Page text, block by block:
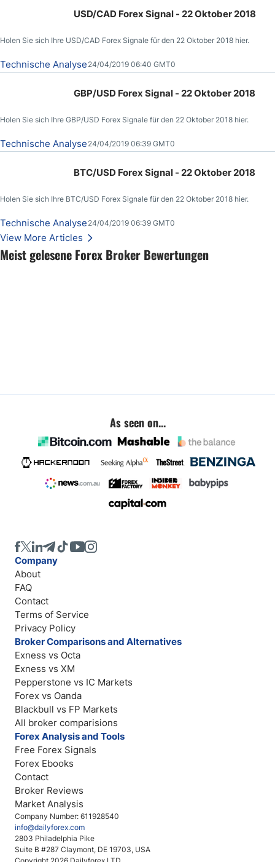
Meist gelesene Forex Broker Bewertungen
USD/CAD Forex Signal - 22 Oktober 2018
Holen Sie sich Ihre USD/CAD Forex Signale für den 22 Oktober 2018 hier.
Technische Analyse 24/04/2019 06:40 GMT0
GBP/USD Forex Signal - 22 Oktober 2018
Holen Sie sich Ihre GBP/USD Forex Signale für den 22 Oktober 2018 hier.
Technische Analyse 24/04/2019 06:39 GMT0
BTC/USD Forex Signal - 22 Oktober 2018
Holen Sie sich Ihre BTC/USD Forex Signale für den 22 Oktober 2018 hier.
Technische Analyse 24/04/2019 06:39 GMT0
View More Articles
As seen on...
Company Number: 611928540
info@dailyforex.com
2803 Philadelphia Pike
Suite B #287 Claymont, DE 19703, USA
Company
About
FAQ
Contact
Terms of Service
Privacy Policy
Broker Comparisons and Alternatives
Exness vs Octa
Exness vs XM
Pepperstone vs IC Markets
Forex vs Oanda
Blackbull vs FP Markets
All broker comparisions
Forex Analysis and Tools
Free Forex Signals
Forex Ebooks
Contact
Broker Reviews
Market Analysis